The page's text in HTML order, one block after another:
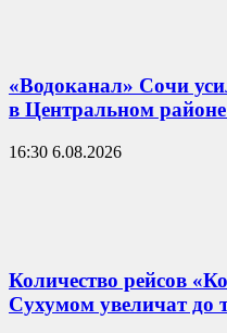
«Водоканал» Сочи
в Центральном
16:30 6.08.2026
Количество рейсов
Сухумом увеличат до